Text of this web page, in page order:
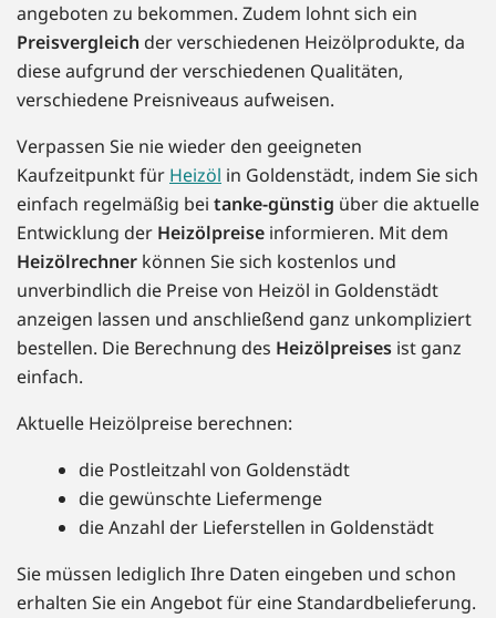
angeboten zu bekommen. Zudem lohnt sich ein
Preisvergleich der verschiedenen Heizölprodukte, da
diese aufgrund der verschiedenen Qualitäten,
verschiedene Preisniveaus aufweisen.
Verpassen Sie nie wieder den geeigneten
Kaufzeitpunkt für Heizöl in Goldenstädt, indem Sie sich
einfach regelmäßig bei tanke-günstig über die aktuelle
Entwicklung der Heizölpreise informieren. Mit dem
Heizölrechner können Sie sich kostenlos und
unverbindlich die Preise von Heizöl in Goldenstädt
anzeigen lassen und anschließend ganz unkompliziert
bestellen. Die Berechnung des Heizölpreises ist ganz
einfach.
Aktuelle Heizölpreise berechnen:
die Postleitzahl von Goldenstädt
die gewünschte Liefermenge
die Anzahl der Lieferstellen in Goldenstädt
Sie müssen lediglich Ihre Daten eingeben und schon
erhalten Sie ein Angebot für eine Standardbelieferung.